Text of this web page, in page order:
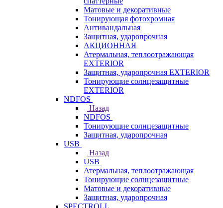
Матовые и декоративные
Тонирующая фотохромная
Антивандальная
Защитная, ударопрочная
АКЦИОННАЯ
Атермальная, теплоотражающая
EXTERIOR
Защитная, ударопрочная EXTERIOR
Тонирующие солнцезащитные
EXTERIOR
NDFOS
Назад
NDFOS
Тонирующие солнцезащитные
Защитная, ударопрочная
USB
Назад
USB
Атермальная, теплоотражающая
Тонирующие солнцезащитные
Матовые и декоративные
Защитная, ударопрочная
SPECTROLL